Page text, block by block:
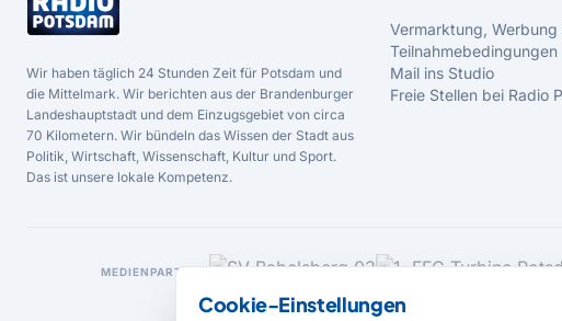
Wir haben täglich 24 Stunden Zeit für Potsdam und
die Mittelmark. Wir berichten aus der Brandenburger
Landeshauptstadt und dem Einzugsgebiet von circa
70 Kilometern. Wir bündeln das Wissen der Stadt aus
Politik, Wirtschaft, Wissenschaft, Kultur und Sport.
Das ist unsere lokale Kompetenz.
Vermarktung, Werbung
Teilnahmebedingungen
Mail ins Studio
Freie Stellen bei Radio
MEDIENPARTNER
Cookie-Einstellungen